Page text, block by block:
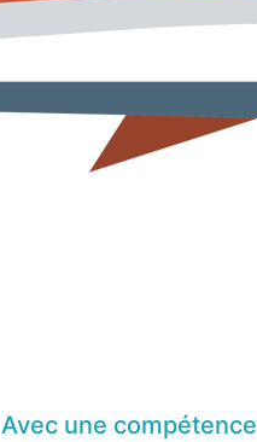
Avec une compétence